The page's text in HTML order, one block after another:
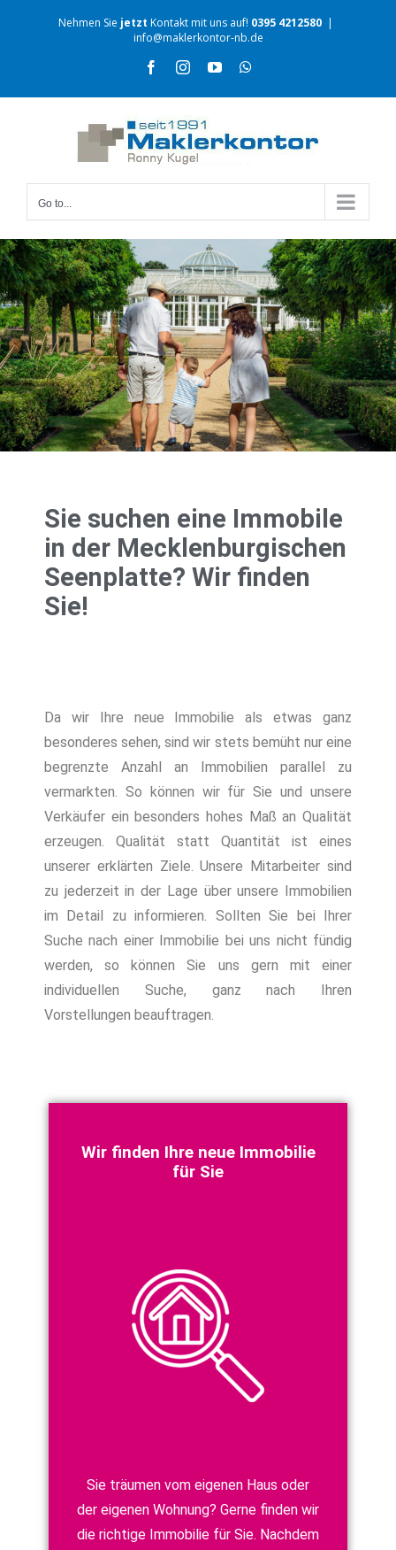
Nehmen Sie jetzt Kontakt mit uns auf! 0395 4212580 |
info@maklerkontor-nb.de
Go to...
Sie suchen eine Immobile
in der Mecklenburgischen
Seenplatte? Wir finden
Sie!
Da wir Ihre neue Immobilie als etwas ganz
besonderes sehen, sind wir stets bemüht nur eine
begrenzte Anzahl an Immobilien parallel zu
vermarkten. So können wir für Sie und unsere
Verkäufer ein besonders hohes Maß an Qualität
erzeugen. Qualität statt Quantität ist eines
unserer erklärten Ziele. Unsere Mitarbeiter sind
zu jederzeit in der Lage über unsere Immobilien
im Detail zu informieren. Sollten Sie bei Ihrer
Suche nach einer Immobilie bei uns nicht fündig
werden, so können Sie uns gern mit einer
individuellen Suche, ganz nach Ihren
Vorstellungen beauftragen.
Wir finden Ihre neue Immobilie
für Sie
Sie träumen vom eigenen Haus oder
der eigenen Wohnung? Gerne finden wir
die richtige Immobilie für Sie. Nachdem